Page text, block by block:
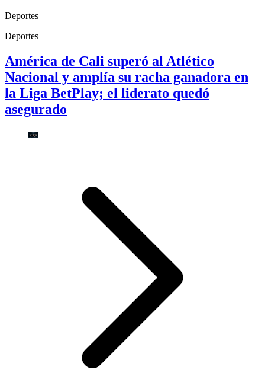
Deportes
Deportes
América de Cali superó al Atlético
Nacional y amplía su racha ganadora en
la Liga BetPlay; el liderato quedó
asegurado